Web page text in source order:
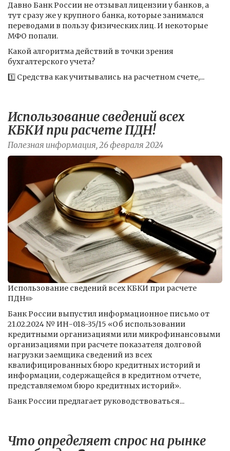
Давно Банк России не отзывал лицензии у банков, а
тут сразу же у крупного банка, которые занимался
переводами в пользу физических лиц. И некоторые
МФО попали.
Какой алгоритма действий в точки зрения
бухгалтерского учета?
1️⃣ Средства как учитывались на расчетном счете,...
Использование сведений всех
КБКИ при расчете ПДН!
Полезная информация, 26 февраля 2024
Использование сведений всех КБКИ при расчете
ПДН✏️
Банк России выпустил информационное письмо от
21.02.2024 № ИН-018-35/15 «Об использовании
кредитными организациями или микрофинансовыми
организациями при расчете показателя долговой
нагрузки заемщика сведений из всех
квалифицированных бюро кредитных историй и
информации, содержащейся в кредитном отчете,
представляемом бюро кредитных историй».
Банк России предлагает руководствоваться...
Что определяет спрос на рынке